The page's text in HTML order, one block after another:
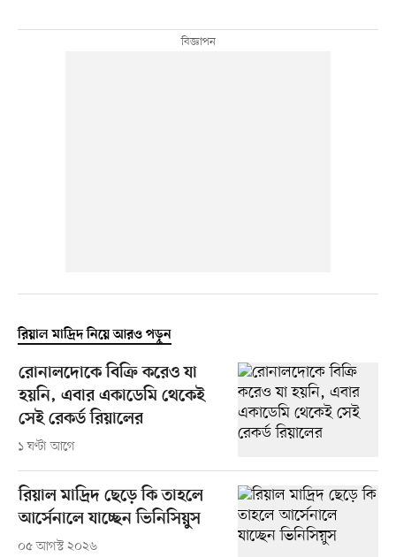
রিয়াল মাদ্রিদ নিয়ে আরও পড়ুন
রোনালদোকে বিক্রি করেও যা
হয়নি, এবার একাডেমি থেকেই
সেই রেকর্ড রিয়ালের
১ ঘণ্টা আগে
রিয়াল মাদ্রিদ ছেড়ে কি তাহলে
আর্সেনালে যাচ্ছেন ভিনিসিয়ুস
০৫ আগস্ট ২০২৬